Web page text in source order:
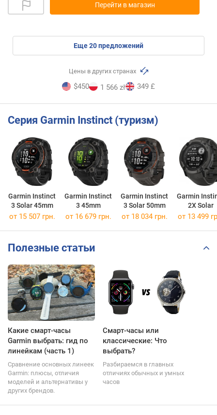
Перейти в магазин
eще20предложений
Цены в других странах
$450 1 566 zł 349 £
Серия Garmin Instinct (туризм)
Garmin Instinct
3 Solar 45mm
Garmin Instinct
3 45mm
Garmin Instinct
3 Solar 50mm
Garmin
2X Solar
от 15 507 грн. от 16 679 грн. от 18 034 грн. от 13 499
Полезные статьи
Какие смарт-часы
Garmin выбрать: гид по
линейкам (часть 1)
Сравнение основных линеек
Garmin: плюсы, отличия
моделей и альтернативы у
других брендов.
Смарт-часы или
классические: Что
выбрать?
Разбираемся в главных
отличиях обычных и умных
часов